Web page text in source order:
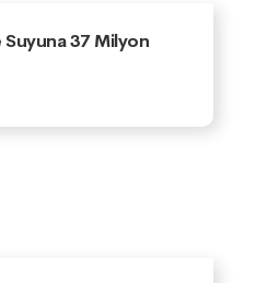
Suyuna 37 Milyon